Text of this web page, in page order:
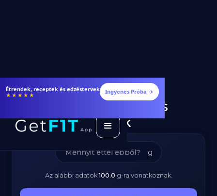
Étrendek, receptek és edzéstervek
★★★★★ Ingyenes Próba →
Kacsamell -
Kalóriatartalom és
Tápanyagok
g
Az alábbi adatok100.0 g-ra vonatkoznak.